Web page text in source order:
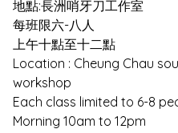
地點:長洲哨牙刀工作室
每班限六-八人
上午十點至十二點
Location : Cheung Chau
workshop
Each class limited to 6-8
Morning 10am to 12pm